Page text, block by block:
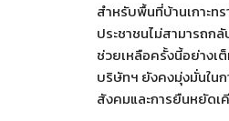
สำหรับพื้นที่บ้านเกาะท
ประชาชนไม่สามารถก
ช่วยเหลือครั้งนี้อย่างเ
บริษัทฯ ยังคงมุ่งมั่นใน
สังคมและการยืนหยัดเ